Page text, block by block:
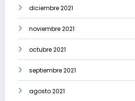
diciembre 2021
noviembre 2021
octubre 2021
septiembre 2021
agosto 2021